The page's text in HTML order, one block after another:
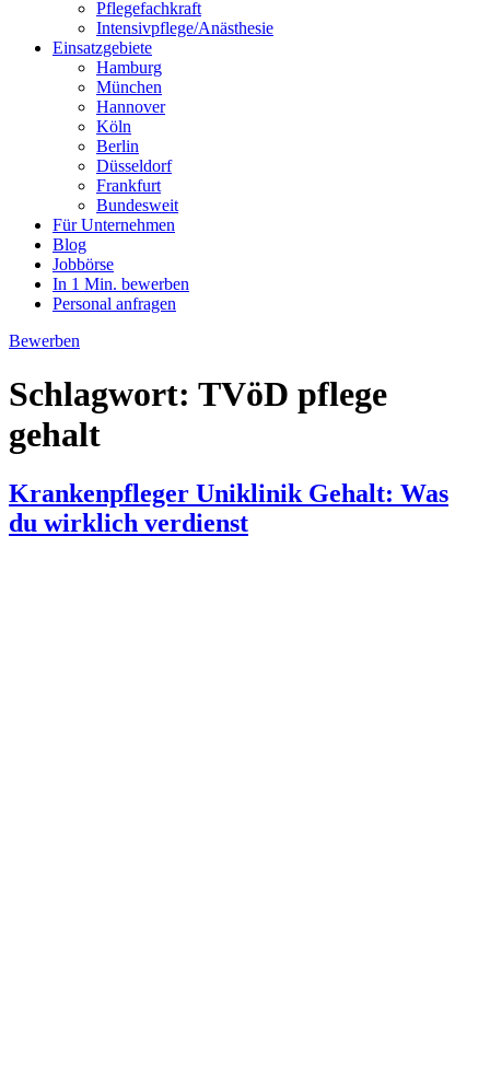
Pflegefachkraft
Intensivpflege/Anästhesie
Einsatzgebiete
Hamburg
München
Hannover
Köln
Berlin
Düsseldorf
Frankfurt
Bundesweit
Für Unternehmen
Blog
Jobbörse
In 1 Min. bewerben
Personal anfragen
Bewerben
Schlagwort: TVöD pflege
gehalt
Krankenpfleger Uniklinik Gehalt: Was
du wirklich verdienst